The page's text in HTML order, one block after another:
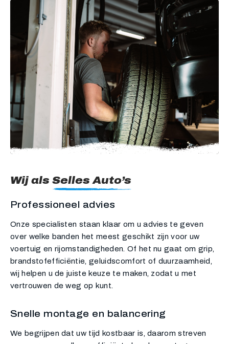
Wij als Selles Auto’s
Professioneel advies
Onze specialisten staan klaar om u advies te geven
over welke banden het meest geschikt zijn voor uw
voertuig en rijomstandigheden. Of het nu gaat om grip,
brandstofefficiëntie, geluidscomfort of duurzaamheid,
wij helpen u de juiste keuze te maken, zodat u met
vertrouwen de weg op kunt.
Snelle montage en balancering
We begrijpen dat uw tijd kostbaar is, daarom streven